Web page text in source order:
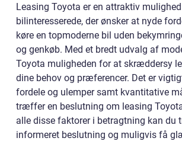
Leasing Toyota er en attraktiv
bilinteresserede, der ønsker at nyde
køre en topmoderne bil uden
og genkøb. Med et bredt udvalg af
Toyota muligheden for at skræddersy
dine behov og præferencer. Det er
fordele og ulemper samt kvantitative
træffer en beslutning om leasing
alle disse faktorer i betragtning kan du
informeret beslutning og muligvis få